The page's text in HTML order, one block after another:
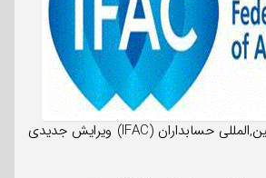
به تازگی فدراسیون بین,المللی حسابداران (IFAC) ویرایش جدیدی